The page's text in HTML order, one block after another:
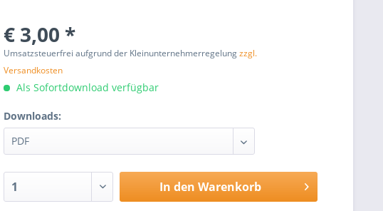
€ 3,00 *
Umsatzsteuerfrei aufgrund der Kleinunternehmerregelungzzgl.
Versandkosten
Als Sofortdownload verfügbar
Downloads:
In den Warenkorb